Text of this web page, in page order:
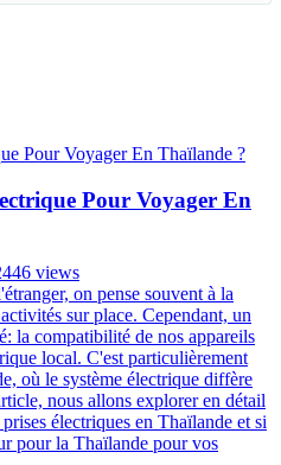
Pour Voyager En
views
on pense souvent à la
sur place. Cependant, un
la compatibilité de nos appareils
local. C'est particulièrement
où le système électrique diffère
nous allons explorer en détail
électriques en Thaïlande et si
pour la Thaïlande pour vos